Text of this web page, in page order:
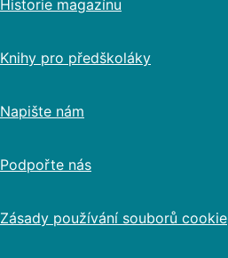
Historie magazínu
Knihy pro předškoláky
Napište nám
Podpořte nás
Zásady používání souborů cookie